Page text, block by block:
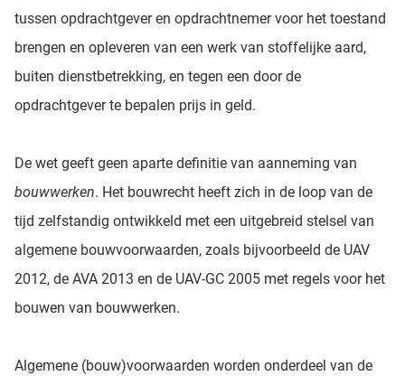
tussen opdrachtgever en opdrachtnemer voor het toestand
brengen en opleveren van een werk van stoffelijke aard,
buiten dienstbetrekking, en tegen een door de
opdrachtgever te bepalen prijs in geld.
De wet geeft geen aparte definitie van aanneming van
bouwwerken. Het bouwrecht heeft zich in de loop van de
tijd zelfstandig ontwikkeld met een uitgebreid stelsel van
algemene bouwvoorwaarden, zoals bijvoorbeeld de UAV
2012, de AVA 2013 en de UAV-GC 2005 met regels voor het
bouwen van bouwwerken.
Algemene (bouw)voorwaarden worden onderdeel van de